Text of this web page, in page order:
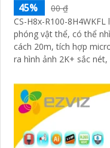
45%
00 ₫
CS-H8x-R100-
phóng vật thể, có thể
cách 20m, tích hợp
ra hình ảnh 2K+ sắc